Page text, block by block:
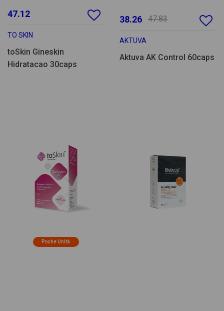
47.12
TO SKIN
toSkin Gineskin
Hidratacao 30caps
38.26 47.83
AKTUVA
Aktuva AK Control 60caps
Poche Unità